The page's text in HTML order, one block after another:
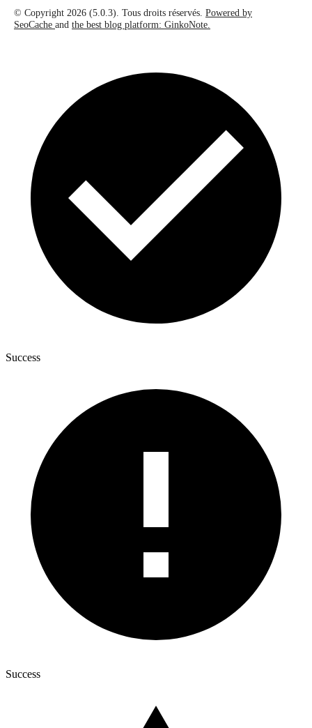
© Copyright 2026 (5.0.3). Tous droits réservés. Powered by
SeoCache and the best blog platform: GinkoNote.
Success
Success